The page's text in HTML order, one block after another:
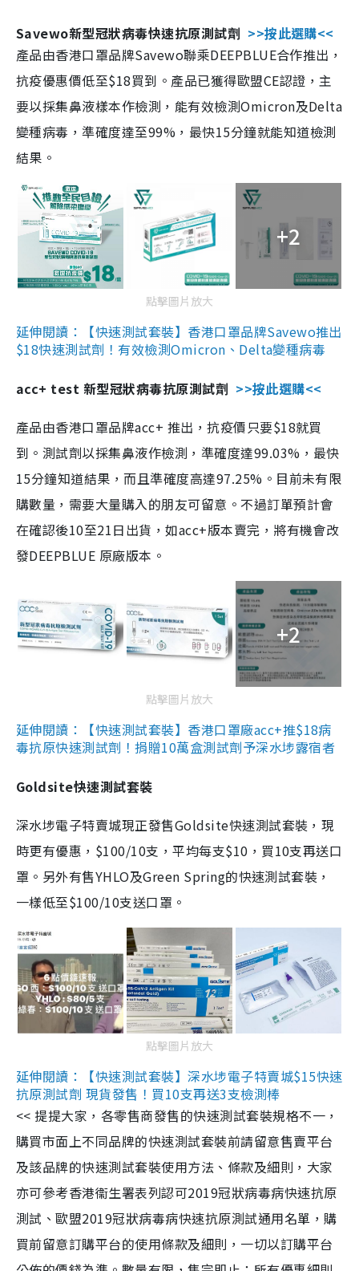
Savewo新型冠狀病毒快速抗原測試劑 >>按此選購<<
產品由香港口罩品牌Savewo聯乘DEEPBLUE合作推出，
抗疫優惠價低至$18買到。產品已獲得歐盟CE認證，主
要以採集鼻液樣本作檢測，能有效檢測Omicron及Delta
變種病毒，準確度達至99%，最快15分鐘就能知道檢測
結果。
+2
點擊圖片放大
延伸閱讀：【快速測試套裝】香港口罩品牌Savewo推出
$18快速測試劑！有效檢測Omicron、Delta變種病毒
acc+ test 新型冠狀病毒抗原測試劑 >>按此選購<<
產品由香港口罩品牌acc+ 推出，抗疫價只要$18就買
到。測試劑以採集鼻液作檢測，準確度達99.03%，最快
15分鐘知道結果，而且準確度高達97.25%。目前未有限
購數量，需要大量購入的朋友可留意。不過訂單預計會
在確認後10至21日出貨，如acc+版本賣完，將有機會改
發DEEPBLUE 原廠版本。
+2
點擊圖片放大
延伸閱讀：【快速測試套裝】香港口罩廠acc+推$18病
毒抗原快速測試劑！捐贈10萬盒測試劑予深水埗露宿者
Goldsite快速測試套裝
深水埗電子特賣城現正發售Goldsite快速測試套裝，現
時更有優惠，$100/10支，平均每支$10，買10支再送口
罩。另外有售YHLO及Green Spring的快速測試套裝，
一樣低至$100/10支送口罩。
點擊圖片放大
延伸閱讀：【快速測試套裝】深水埗電子特賣城$15快速
抗原測試劑 現貨發售！買10支再送3支檢測棒
<< 提提大家，各零售商發售的快速測試套裝規格不一，
購買市面上不同品牌的快速測試套裝前請留意售賣平台
及該品牌的快速測試套裝使用方法、條款及細則，大家
亦可參考香港衞生署表列認可2019冠狀病毒病快速抗原
測試、歐盟2019冠狀病毒病快速抗原測試通用名單，購
買前留意訂購平台的使用條款及細則，一切以訂購平台